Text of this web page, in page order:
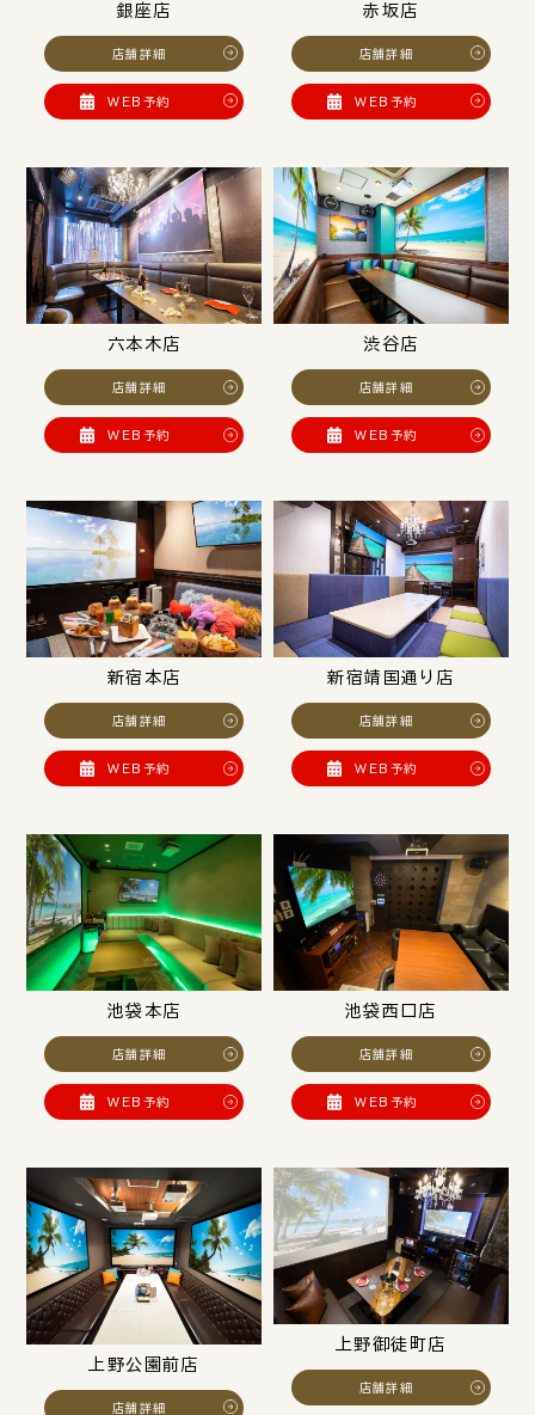
銀座店
店舗詳細
WEB予約
赤坂店
店舗詳細
WEB予約
六本木店
店舗詳細
WEB予約
渋谷店
店舗詳細
WEB予約
新宿本店
店舗詳細
WEB予約
新宿靖国通り店
店舗詳細
WEB予約
池袋本店
店舗詳細
WEB予約
池袋西口店
店舗詳細
WEB予約
上野公園前店
店舗詳細
上野御徒町店
店舗詳細